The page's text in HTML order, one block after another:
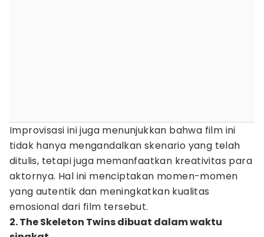
Improvisasi ini juga menunjukkan bahwa film ini
tidak hanya mengandalkan skenario yang telah
ditulis, tetapi juga memanfaatkan kreativitas para
aktornya. Hal ini menciptakan momen-momen
yang autentik dan meningkatkan kualitas
emosional dari film tersebut.
2. The Skeleton Twins dibuat dalam waktu